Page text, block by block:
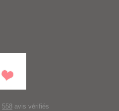
558 avis vérifiés